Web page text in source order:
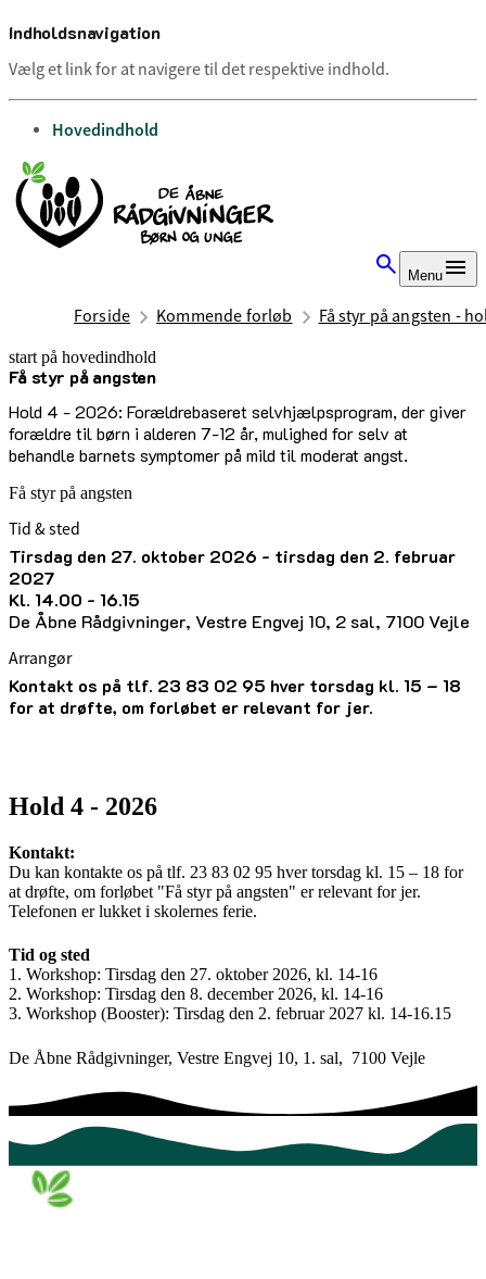
Indholdsnavigation
Vælg et link for at navigere til det respektive indhold.
gå til
Hovedindhold
Menu
Forside Kommende forløb Få styr på angsten -
start på hovedindhold
Få styr på angsten
Hold 4 - 2026: Forældrebaseret selvhjælpsprogram, der giver
forældre til børn i alderen 7-12 år, mulighed for selv at
behandle barnets symptomer på mild til moderat angst.
senest opdateret 7. juli 2026
Få styr på angsten
Tid & sted
tirsdag den 27. oktober 2026 - tirsdag den 2. februar
2027
kl. 14.00 - 16.15
De Åbne Rådgivninger, Vestre Engvej 10, 2 sal, 7100 Vejle
Arrangør
Kontakt os på tlf. 23 83 02 95 hver torsdag kl. 15 – 18
for at drøfte, om forløbet er relevant for jer.
Hold 4 - 2026
Kontakt:
Du kan kontakte os på tlf. 23 83 02 95 hver torsdag kl. 15 – 18 for
at drøfte, om forløbet "Få styr på angsten" er relevant for jer.
Telefonen er lukket i skolernes ferie.
Tid og sted
1. Workshop: Tirsdag den 27. oktober 2026, kl. 14-16
2. Workshop: Tirsdag den 8. december 2026, kl. 14-16
3. Workshop (Booster): Tirsdag den 2. februar 2027 kl. 14-16.15
De Åbne Rådgivninger, Vestre Engvej 10, 1. sal, 7100 Vejle